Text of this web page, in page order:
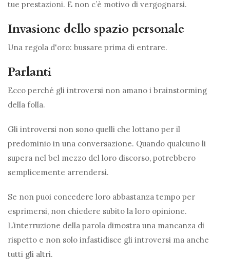
tue prestazioni. E non c’è motivo di vergognarsi.
Invasione dello spazio personale
Una regola d'oro: bussare prima di entrare.
Parlanti
Ecco perché gli introversi non amano i brainstorming
della folla.
Gli introversi non sono quelli che lottano per il
predominio in una conversazione. Quando qualcuno li
supera nel bel mezzo del loro discorso, potrebbero
semplicemente arrendersi.
Se non puoi concedere loro abbastanza tempo per
esprimersi, non chiedere subito la loro opinione.
L’interruzione della parola dimostra una mancanza di
rispetto e non solo infastidisce gli introversi ma anche
tutti gli altri.